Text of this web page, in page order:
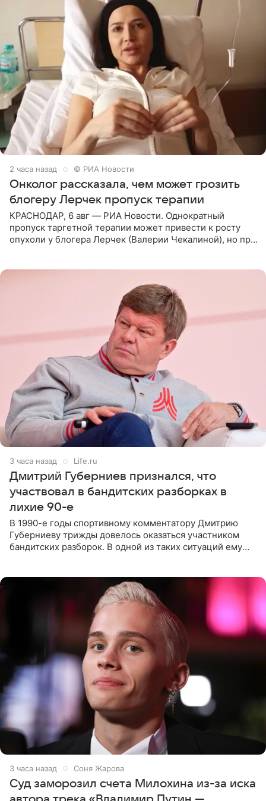
2 часа назад © РИА Новости
Онколог рассказала, чем может грозить
блогеру Лерчек пропуск терапии
КРАСНОДАР, 6 авг — РИА Новости. Однократный
пропуск таргетной терапии может привести к росту
опухоли у блогера Лерчек (Валерии Чекалиной), но при
3 часа назад Life.ru
Дмитрий Губерниев признался, что
участвовал в бандитских разборках в
лихие 90-е
В 1990-е годы спортивному комментатору Дмитрию
Губерниеву трижды довелось оказаться участником
бандитских разборок. В одной из таких ситуаций ему
3 часа назад Соня Жарова
Суд заморозил счета Милохина из-за иска